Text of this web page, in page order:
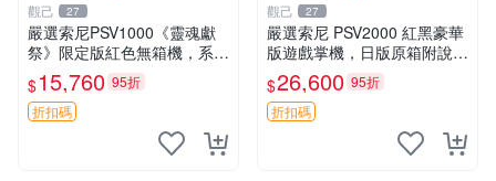
觀己 27
嚴選索尼PSV1000《靈魂獻
祭》限定版紅色無箱機，系統
3.65，功能完好。屏幕、攝像
頭、按鍵及搖桿皆正常運作。
靈魂獻祭 限定版 PSV1000 紅
$15,760 95折
折扣碼
觀己 27
嚴選索尼 PSV2000 紅黑豪華
版遊戲掌機，日版原箱附說明
書 PSV2000 紅黑色 豪華版
日版 品牌 Sony
$26,600 95折
折扣碼